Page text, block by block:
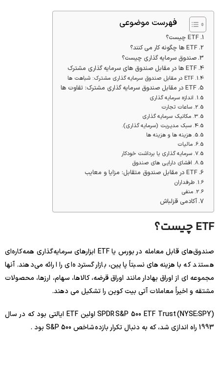
فهرست موضوعی
ETF چیست؟
ETF ها چگونه کار می کنند؟
صندوق سرمایه گذاری چیست؟
ETF ها در مقابل صندوق های سرمایه گذاری مشترک
ETF در مقابل صندوق سرمایه گذاری مشترک: شباهت ها
ETF در مقابل صندوق سرمایه گذاری مشترک: تفاوت ها
اندازه سرمایه گذاری
ساعات تجارت
مکانیک سرمایه گذاری
سبک مدیریت (سرمایه گذاری).
هزینه ها و هزینه ها
مالیات
سرمایه گذاری یا برداشت خودکار
افشای دارایی های صندوق
ETF در مقابل صندوق متقابل: مزایا و معایب
طرفداران
منفی
آکادمی قزلباش
ETF چیست؟
صندوق‌های قابل معامله در بورس یا ETF ابزارهای سرمایه‌گذاری همه‌کاره‌ای
هستند که با هزینه‌های نسبتاً پایین، بازار گسترده‌ای را ارائه می‌دهند. آنها
مجموعه ای از اوراق بهادار مانند اوراق قرضه، کالاها، سهام، ارزها، محصولات
مشتقه و اخیراً معاملات آتی بیت کوین را تشکیل می دهند.
SPDR S&P 500 ETF Trust (NYSE:SPY) اولین ETF ایالتی بود که در سال
1993 راه اندازی شد، که به دنبال تکرار بازده شاخص S&P 500 بود .